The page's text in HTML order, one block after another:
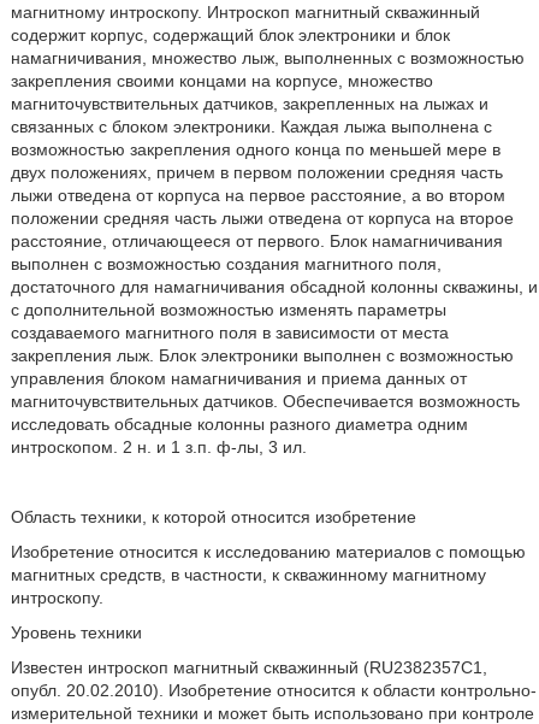
магнитному интроскопу. Интроскоп магнитный скважинный
содержит корпус, содержащий блок электроники и блок
намагничивания, множество лыж, выполненных с возможностью
закрепления своими концами на корпусе, множество
магниточувствительных датчиков, закрепленных на лыжах и
связанных с блоком электроники. Каждая лыжа выполнена с
возможностью закрепления одного конца по меньшей мере в
двух положениях, причем в первом положении средняя часть
лыжи отведена от корпуса на первое расстояние, а во втором
положении средняя часть лыжи отведена от корпуса на второе
расстояние, отличающееся от первого. Блок намагничивания
выполнен с возможностью создания магнитного поля,
достаточного для намагничивания обсадной колонны скважины, и
с дополнительной возможностью изменять параметры
создаваемого магнитного поля в зависимости от места
закрепления лыж. Блок электроники выполнен с возможностью
управления блоком намагничивания и приема данных от
магниточувствительных датчиков. Обеспечивается возможность
исследовать обсадные колонны разного диаметра одним
интроскопом. 2 н. и 1 з.п. ф-лы, 3 ил.
Область техники, к которой относится изобретение
Изобретение относится к исследованию материалов с помощью
магнитных средств, в частности, к скважинному магнитному
интроскопу.
Уровень техники
Известен интроскоп магнитный скважинный (RU2382357C1,
опубл. 20.02.2010). Изобретение относится к области контрольно-
измерительной техники и может быть использовано при контроле